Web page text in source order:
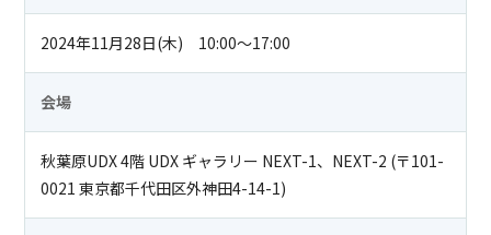
2024年11月28日(木) 10:00～17:00
会場
秋葉原UDX 4階 UDX ギャラリー NEXT-1、NEXT-2 (〒101-
0021 東京都千代田区外神田4-14-1)